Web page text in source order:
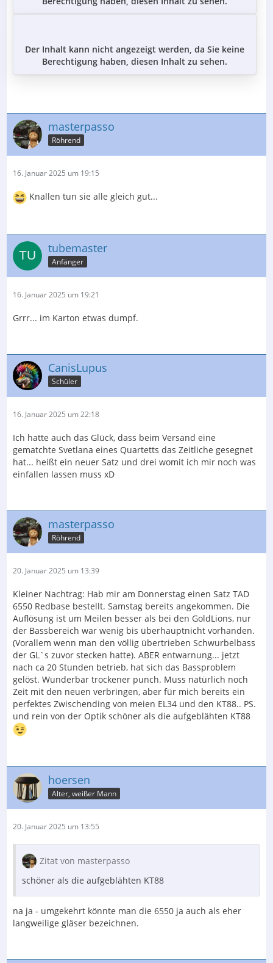
Der Inhalt kann nicht angezeigt werden, da Sie keine
Berechtigung haben, diesen Inhalt zu sehen.
masterpasso
Röhrend
16. Januar 2025 um 19:15
Knallen tun sie alle gleich gut...
tubemaster
Anfänger
16. Januar 2025 um 19:21
Grrr... im Karton etwas dumpf.
CanisLupus
Schüler
16. Januar 2025 um 22:18
Ich hatte auch das Glück, dass beim Versand eine
gematchte Svetlana eines Quartetts das Zeitliche gesegnet
hat... heißt ein neuer Satz und drei womit ich mir noch was
einfallen lassen muss xD
masterpasso
Röhrend
20. Januar 2025 um 13:39
Kleiner Nachtrag: Hab mir am Donnerstag einen Satz TAD
6550 Redbase bestellt. Samstag bereits angekommen. Die
Auflösung ist um Meilen besser als bei den GoldLions, nur
der Bassbereich war wenig bis überhauptnicht vorhanden.
(Vorallem wenn man den völlig übertrieben Schwurbelbass
der GL`s zuvor stecken hatte). ABER entwarnung... jetzt
nach ca 20 Stunden betrieb, hat sich das Bassproblem
gelöst. Wunderbar trockener punch. Muss natürlich noch
Zeit mit den neuen verbringen, aber für mich bereits ein
perfektes Zwischending von meien EL34 und den KT88.. PS.
und rein von der Optik schöner als die aufgeblähten KT88
hoersen
Alter, weißer Mann
20. Januar 2025 um 13:55
Zitat von masterpasso
schöner als die aufgeblähten KT88
na ja - umgekehrt könnte man die 6550 ja auch als eher
langweilige gläser bezeichnen.